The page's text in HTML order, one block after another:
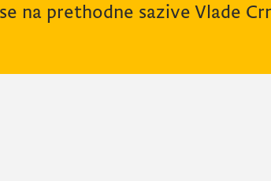
na prethodne sazive Vlade